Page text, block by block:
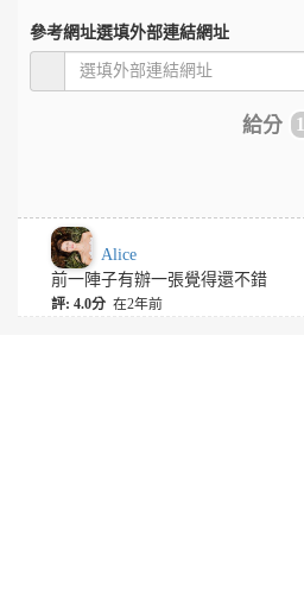
參考網址選填外部連結網址
給分 1
Alice
前一陣子有辦一張覺得還不錯
評: 4.0分 在2年前